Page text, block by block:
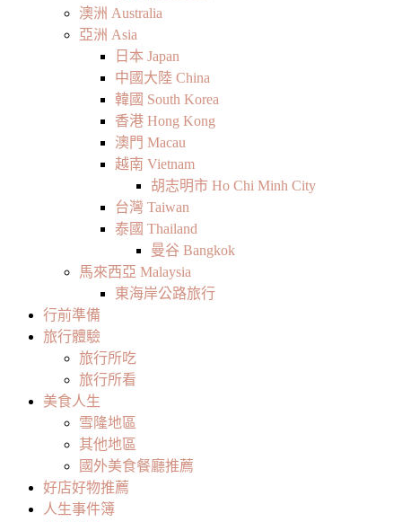
澳洲 Australia
亞洲 Asia
日本 Japan
中國大陸 China
韓國 South Korea
香港 Hong Kong
澳門 Macau
越南 Vietnam
胡志明市 Ho Chi Minh City
台灣 Taiwan
泰國 Thailand
曼谷 Bangkok
馬來西亞 Malaysia
東海岸公路旅行
行前準備
旅行體驗
旅行所吃
旅行所看
美食人生
雪隆地區
其他地區
國外美食餐廳推薦
好店好物推薦
人生事件簿